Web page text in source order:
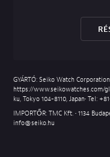
GYÁRTÓ: Seiko Watch
https://www.seikowatches.com/
ku, Tokyo 104-8110, Japan• Tel:
IMPORTŐR: TMC Kft. • 1134
info@seiko.hu